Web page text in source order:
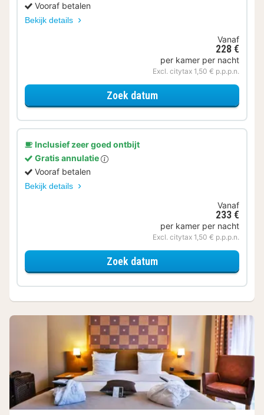
Vooraf betalen
Bekijk details
Vanaf
228 €
per kamer per nacht
Excl. citytax 1,50 € p.p.p.n.
Zoek datumvoor Standaard
Inclusief zeer goed ontbijt
Gratis annulatie
Vooraf betalen
Bekijk details
Vanaf
233 €
per kamer per nacht
Excl. citytax 1,50 € p.p.p.n.
Zoek datumvoor Standaard